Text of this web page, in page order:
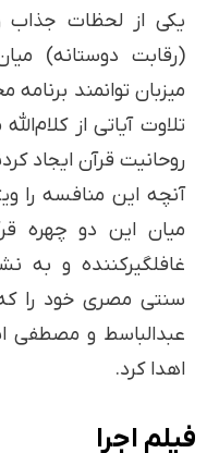
یکی از لحظات جذاب و
(رقابت دوستانه)
میزبان توانمند
تلاوت آیاتی از
روحانیت قرآن ایجاد
آنچه این منافسه را
میان این دو چهره
غافلگیرکننده و به
سنتی مصری خود را که
عبدالباسط و مصطفی
اهدا کرد.
فیلم اجرا